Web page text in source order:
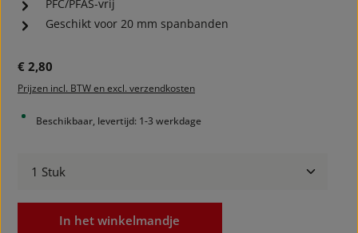
PFC/PFAS-vrij
Geschikt voor 20 mm spanbanden
Normale prijs:
€ 2,80
Prijzen incl. BTW en excl. verzendkosten
Beschikbaar, levertijd: 1-3 werkdage
Producthoeveelheid: Voer de gewenste
In het winkelmandje